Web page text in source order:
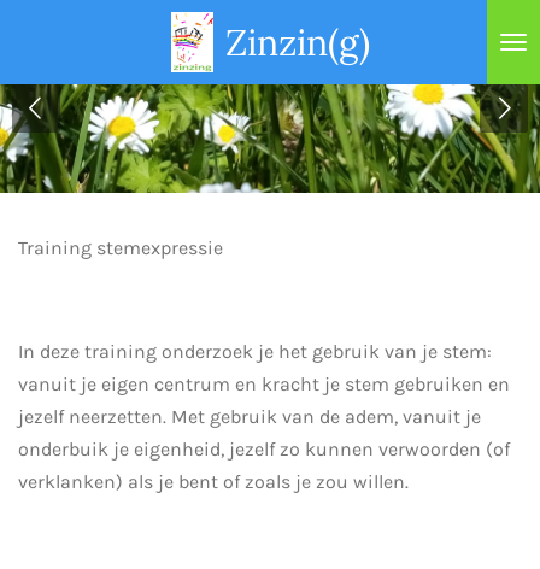
naar
de
hoofdinhoud
Zinzin(g)
Training stemexpressie
In deze training onderzoek je het gebruik van je stem:
vanuit je eigen centrum en kracht je stem gebruiken en
jezelf neerzetten. Met gebruik van de adem, vanuit je
onderbuik je eigenheid, jezelf zo kunnen verwoorden (of
verklanken) als je bent of zoals je zou willen.